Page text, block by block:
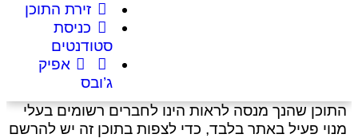
זירת התוכן
כניסת
סטודנטים
אפיק
ג’ובס
התוכן שהנך מנסה לראות הינו לחברים רשומים בעלי
מנוי פעיל באתר בלבד, כדי לצפות בתוכן זה יש להרשם